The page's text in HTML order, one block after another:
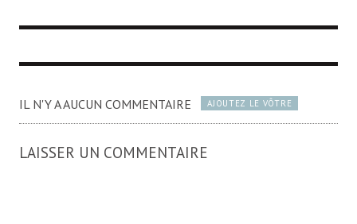
IL N'Y A AUCUN COMMENTAIRE AJOUTEZ LE VÔTRE
LAISSER UN COMMENTAIRE